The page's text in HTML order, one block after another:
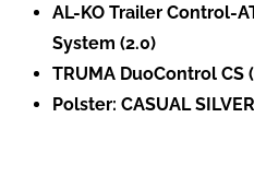
AL-KO Trailer Control-
System (2.0)
TRUMA DuoControl CS
Polster: CASUAL SILVER